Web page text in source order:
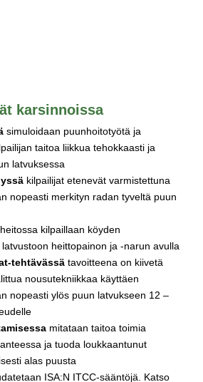
karsinnoissa
simuloidaan puunhoitotyötä ja
taitoa liikkua tehokkaasti ja
latvuksessa
kilpailijat etenevät varmistettuna
nopeasti merkityn radan tyveltä puun
heitossa kilpaillaan köyden
heittopainon ja -narun avulla
tehtävässä tavoitteena on kiivetä
nousutekniikkaa käyttäen
nopeasti ylös puun latvukseen 12 –
mitataan taitoa toimia
ja tuoda loukkaantunut
alas puusta
ISA:N ITCC-sääntöjä. Katso